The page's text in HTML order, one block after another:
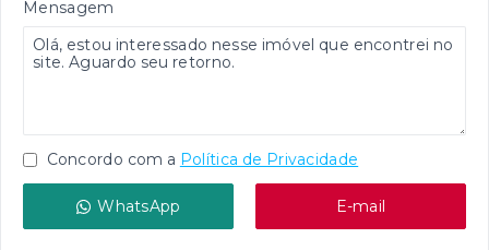
Mensagem
Concordo com a Política de Privacidade
WhatsApp E-mail